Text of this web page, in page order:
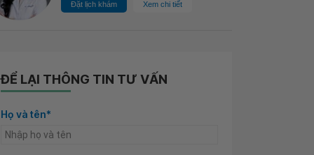
Đặt lịch khám Xem chi tiết
ĐỂ LẠI THÔNG TIN TƯ VẤN
Họ và tên*